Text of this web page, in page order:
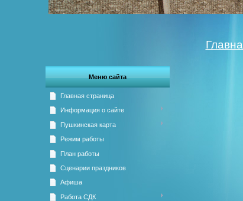
Меню сайта
Главная страница
Информация о сайте
Пушкинская карта
Режим работы
План работы
Сценарии праздников
Афиша
Работа СДК